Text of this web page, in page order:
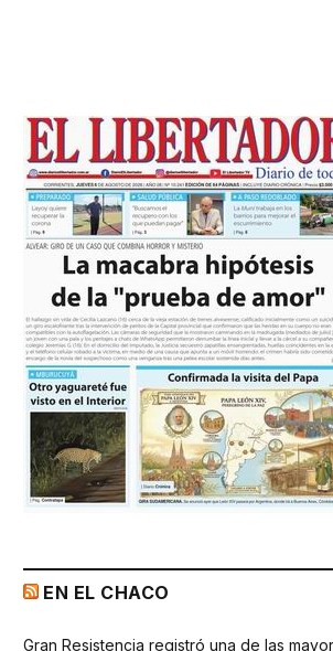
EN EL CHACO
Gran Resistencia registró una de las